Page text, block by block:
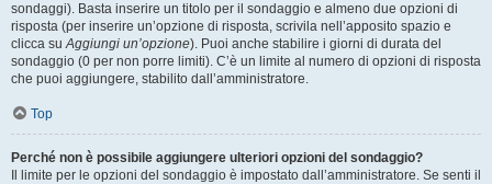
sondaggi). Basta inserire un titolo per il sondaggio e almeno due opzioni di
risposta (per inserire un’opzione di risposta, scrivila nell’apposito spazio e
clicca suAggiungi un’opzione). Puoi anche stabilire i giorni di durata del
sondaggio (0 per non porre limiti). C’è un limite al numero di opzioni di risposta
che puoi aggiungere, stabilito dall’amministratore.
Top
Perché non è possibile aggiungere ulteriori opzioni del sondaggio?
Il limite per le opzioni del sondaggio è impostato dall’amministratore. Se senti il